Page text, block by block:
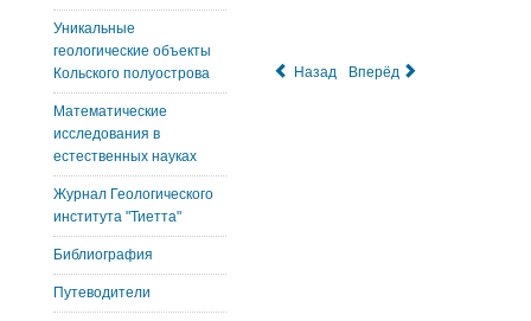
Назад Вперёд
Уникальные
геологические объекты
Кольского полуострова
Математические
исследования в
естественных науках
Журнал Геологического
института "Тиетта"
Библиография
Путеводители